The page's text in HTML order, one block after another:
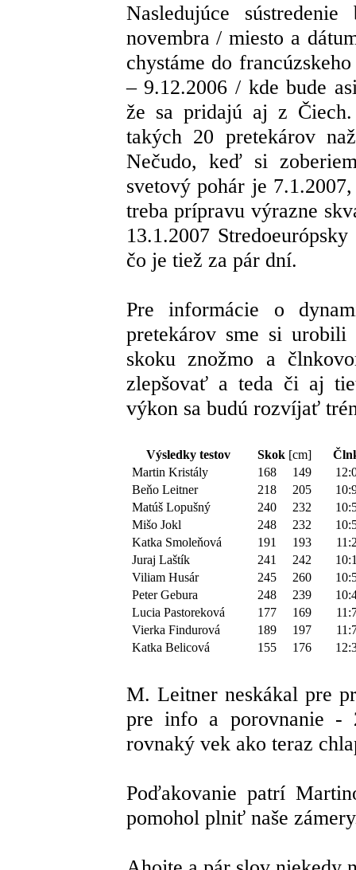
Nasledujúce
novembra / miesto a
chystáme do
– 9.12.2006 / kde bude
že sa pridajú aj z Čiech.
takých 20 pretekárov
Nečudo, keď si
svetový pohár je
treba prípravu výrazne
13.1.2007
čo je tiež za pár dní.
Pre informácie o
pretekárov sme si urobili
skoku znožmo a
zlepšovať a teda či aj
výkon sa budú rozvíjať
Výsledky testov Skok[cm]
Martin Kristály
168 149
Beňo Leitner
218 205
Matúš Lopušný
240 232
Mišo Jokl
248 232
Katka Smoleňová
191 193
Juraj Laštík
241 242
Viliam Husár
245 260
Peter Gebura
248 239
Lucia Pastoreková
177 169
Vierka Findurová
189 197
Katka Belicová
155 176
M. Leitner neskákal pre
pre info a porovnanie
rovnaký vek ako teraz
Poďakovanie patrí
pomohol plniť naše